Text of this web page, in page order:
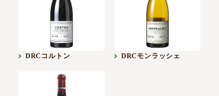
DRCコルトン DRCモンラッシェ